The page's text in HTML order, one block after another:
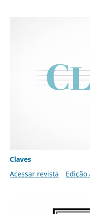
Claves
Acessar revista
Edição